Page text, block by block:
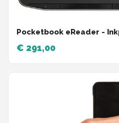
Pocketbook eReader -
€ 291,00